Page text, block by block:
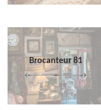
Brocanteur 81